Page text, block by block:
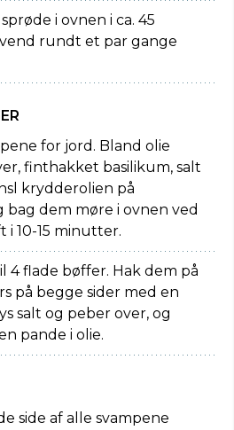
i ovnen i ca. 45
rundt et par gange
for jord. Bland olie
finthakket basilikum, salt
krydderolien på
bag dem møre i ovnen ved
i 10-15 minutter.
4 flade bøffer. Hak dem på
på begge sider med en
salt og peber over, og
pande i olie.
side af alle svampene